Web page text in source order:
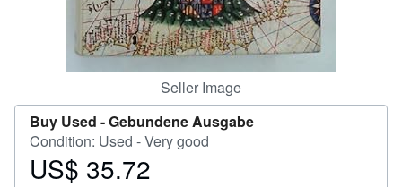
Seller Image
Buy Used -Gebundene Ausgabe
Condition: Used - Very good
Price
US$ 35.72